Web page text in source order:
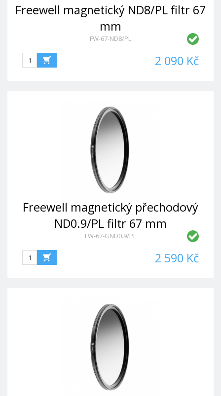
Freewell magnetický ND8/PL filtr 67
mm
FW-67-ND8/PL
2 090 Kč
Freewell magnetický přechodový
ND0.9/PL filtr 67 mm
FW-67-GND0.9/PL
2 590 Kč